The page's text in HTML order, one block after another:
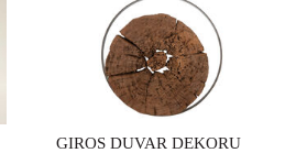
GIROS DUVAR DEKORU